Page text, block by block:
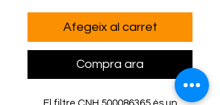
Afegeix al carret
Compra ara